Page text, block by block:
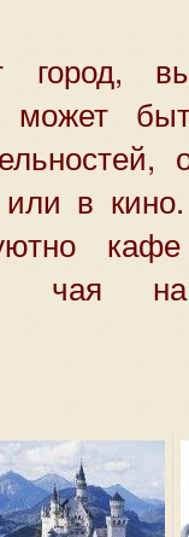
город,
может
или в
чая